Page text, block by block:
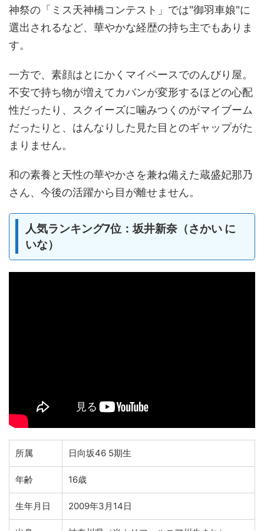
神祭の「ミス天神橋コンテスト」では"御羽車娘"に
選出されるなど、華やかな経歴の持ち主でもありま
す。
一方で、素顔はとにかくマイペースでのんびり屋。
不安で持ち物が増えてカバンが変形するほどの心配
性だったり、スクイーズに噛みつくのがマイブーム
だったりと、はんなりした見た目とのギャップがた
まりません。
和の素養と天性の華やかさを兼ね備えた蔵盛妃那乃
さん、今後の活躍から目が離せません。
人気ランキング7位：坂井新奈（さかい に
いな）
所属 日向坂46 5期生
年齢 16歳
生年月日 2009年3月14日